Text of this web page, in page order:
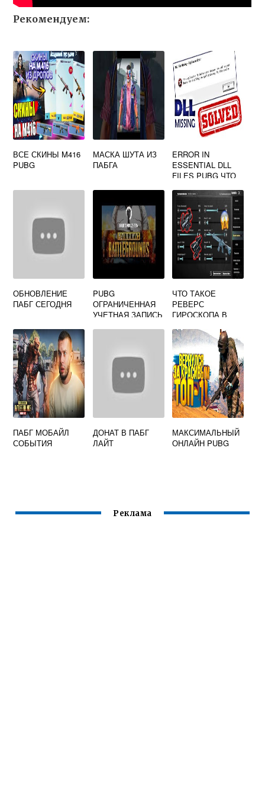
Рекомендуем:
ВСЕ СКИНЫ M416
PUBG
МАСКА ШУТА ИЗ
ПАБГА
ERROR IN
ESSENTIAL DLL
FILES PUBG ЧТО
OPENGL32
ОБНОВЛЕНИЕ
ПАБГ СЕГОДНЯ
PUBG
ОГРАНИЧЕННАЯ
УЧЕТНАЯ ЗАПИСЬ
ЧТО ТАКОЕ
РЕВЕРС
ГИРОСКОПА В
ПАБГ МОБАЙЛ
СОБЫТИЯ
ДОНАТ В ПАБГ
ЛАЙТ
МАКСИМАЛЬНЫЙ
ОНЛАЙН PUBG
Реклама